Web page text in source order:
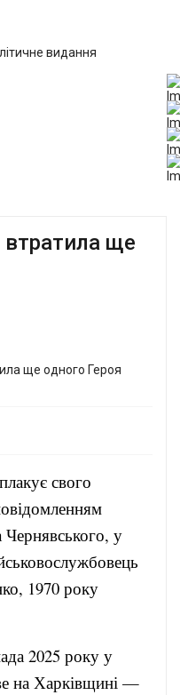
втратила ще
свого
у
1970 року
2025 року у
на Харківщині —